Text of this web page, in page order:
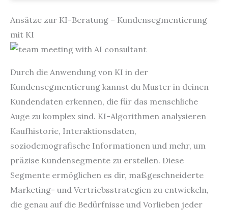
Ansätze zur KI-Beratung – Kundensegmentierung
mit KI
Durch die Anwendung von KI in der
Kundensegmentierung kannst du Muster in deinen
Kundendaten erkennen, die für das menschliche
Auge zu komplex sind. KI-Algorithmen analysieren
Kaufhistorie, Interaktionsdaten,
soziodemografische Informationen und mehr, um
präzise Kundensegmente zu erstellen. Diese
Segmente ermöglichen es dir, maßgeschneiderte
Marketing- und Vertriebsstrategien zu entwickeln,
die genau auf die Bedürfnisse und Vorlieben jeder